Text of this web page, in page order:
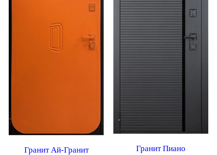
Гранит Ай-Гранит Гранит Пиано